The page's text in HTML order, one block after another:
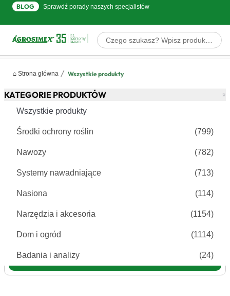
BLOG Sprawdź porady naszych specjalistów
⌂ Strona główna Wszystkie produkty
KATEGORIE PRODUKTÓW
Wszystkie produkty
Środki ochrony roślin (799)
Nawozy (782)
Systemy nawadniające (713)
Nasiona (114)
Narzędzia i akcesoria (1154)
Dom i ogród (1114)
Badania i analizy (24)
Substancja czynna (202)
Filtrowanie Sortowanie
Insekcytyd
(piryproksyfen) Galenika-
wysyłka w 48h